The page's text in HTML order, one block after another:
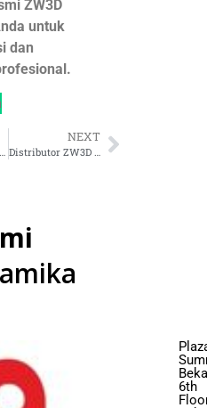
ZW3D
untuk
dan
Resmi
NEXT
Distributor ZW3D Indonesia
6th